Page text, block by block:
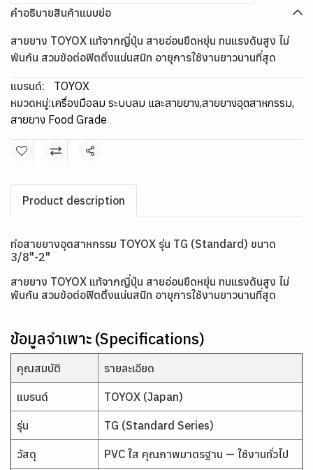
คำอธิบายสินค้าแบบย่อ
สายยาง TOYOX แท้จากญี่ปุ่น สายอ่อนยืดหยุ่น ทนแรงดันสูง ไม่
พันกัน สวมข้อต่อฟิตติ้งแน่นสนิท อายุการใช้งานยาวนานที่สุด
แบรนด์:
TOYOX
หมวดหมู่:เครื่องมือลม ระบบลม และสายยาง,สายยางอุตสาหกรรม,
สายยาง Food Grade
แชร์
Product description
ท่อสายยางอุตสาหกรรม TOYOX รุ่น TG (Standard) ขนาด
3/8"-2"
สายยาง TOYOX แท้จากญี่ปุ่น สายอ่อนยืดหยุ่น ทนแรงดันสูง ไม่
พันกัน สวมข้อต่อฟิตติ้งแน่นสนิท อายุการใช้งานยาวนานที่สุด
ข้อมูลจำเพาะ (Specifications)
คุณสมบัติ รายละเอียด
แบรนด์ TOYOX (Japan)
รุ่น TG (Standard Series)
วัสดุ PVC ใส คุณภาพมาตรฐาน — ใช้งานทั่วไป